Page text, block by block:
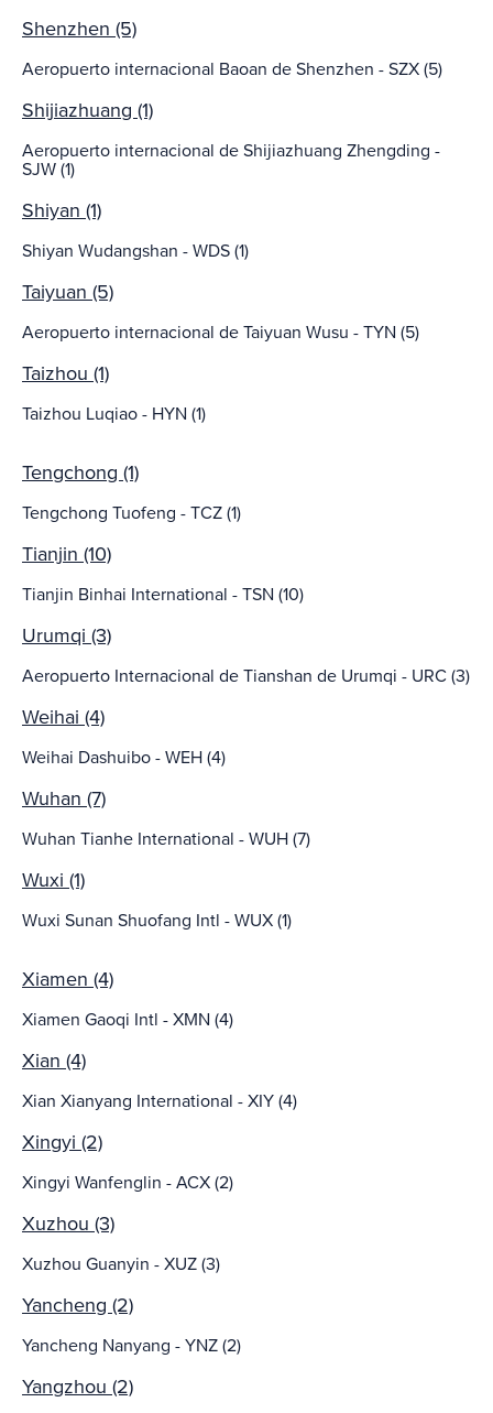
Shenzhen (5)
Aeropuerto internacional Baoan de Shenzhen - SZX (5)
Shijiazhuang (1)
Aeropuerto internacional de Shijiazhuang Zhengding -
SJW (1)
Shiyan (1)
Shiyan Wudangshan - WDS (1)
Taiyuan (5)
Aeropuerto internacional de Taiyuan Wusu - TYN (5)
Taizhou (1)
Taizhou Luqiao - HYN (1)
Tengchong (1)
Tengchong Tuofeng - TCZ (1)
Tianjin (10)
Tianjin Binhai International - TSN (10)
Urumqi (3)
Aeropuerto Internacional de Tianshan de Urumqi - URC (3)
Weihai (4)
Weihai Dashuibo - WEH (4)
Wuhan (7)
Wuhan Tianhe International - WUH (7)
Wuxi (1)
Wuxi Sunan Shuofang Intl - WUX (1)
Xiamen (4)
Xiamen Gaoqi Intl - XMN (4)
Xian (4)
Xian Xianyang International - XIY (4)
Xingyi (2)
Xingyi Wanfenglin - ACX (2)
Xuzhou (3)
Xuzhou Guanyin - XUZ (3)
Yancheng (2)
Yancheng Nanyang - YNZ (2)
Yangzhou (2)